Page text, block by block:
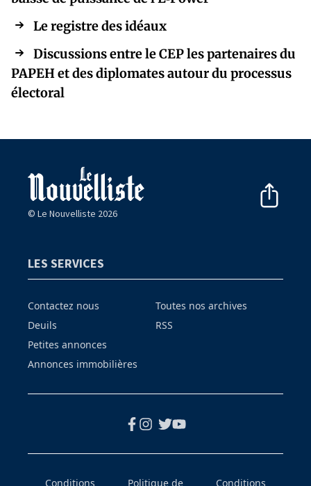
Le registre des idéaux
Discussions entre le CEP les partenaires du
PAPEH et des diplomates autour du processus
électoral
© Le Nouvelliste 2026
LES SERVICES
Contactez nous
Deuils
Petites annonces
Annonces immobilières
Toutes nos archives
RSS
Conditions Politique de Conditions